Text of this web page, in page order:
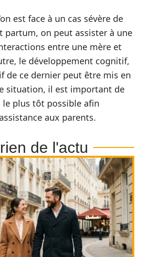
est face à un cas sévère de
partum, on peut assister à une
entre une mère et
le développement cognitif,
de ce dernier peut être mis en
situation, il est important de
le plus tôt possible afin
aux parents.
de l'actu